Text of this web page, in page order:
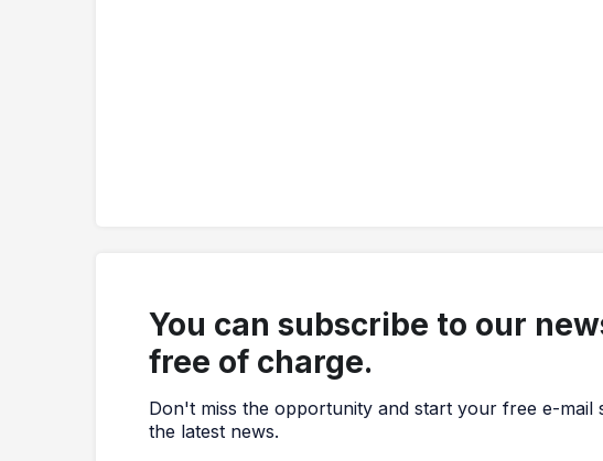
You can subscribe to our
free of charge.
Don't miss the opportunity and start your free e-
the latest news.